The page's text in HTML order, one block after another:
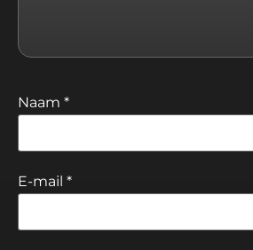
Naam *
E-mail *